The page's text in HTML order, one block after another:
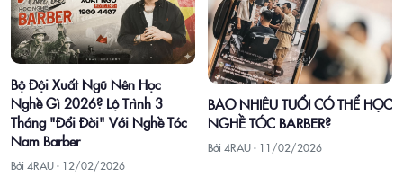
Bộ Đội Xuất Ngũ Nên Học
Nghề Gì 2026? Lộ Trình 3
Tháng "Đổi Đời" Với Nghề Tóc
Nam Barber
Bởi 4RAU · 12/02/2026
BAO NHIÊU TUỔI CÓ THỂ HỌC
NGHỀ TÓC BARBER?
Bởi 4RAU · 11/02/2026